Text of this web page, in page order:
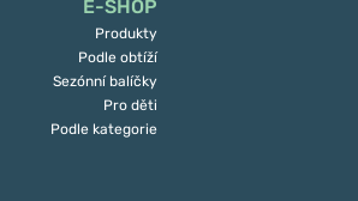
E-SHOP
Produkty
Podle obtíží
Sezónní balíčky
Pro děti
Podle kategorie